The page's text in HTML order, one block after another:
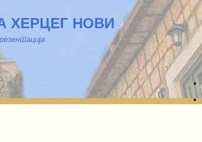
ХЕРЦЕГ НОВИ